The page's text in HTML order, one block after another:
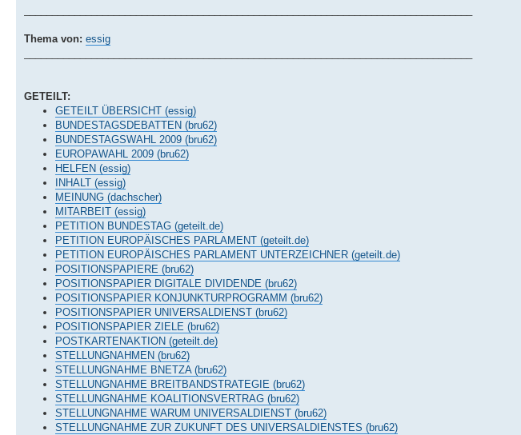
Thema von: essig
GETEILT:
GETEILT ÜBERSICHT (essig)
BUNDESTAGSDEBATTEN (bru62)
BUNDESTAGSWAHL 2009 (bru62)
EUROPAWAHL 2009 (bru62)
HELFEN (essig)
INHALT (essig)
MEINUNG (dachscher)
MITARBEIT (essig)
PETITION BUNDESTAG (geteilt.de)
PETITION EUROPÄISCHES PARLAMENT (geteilt.de)
PETITION EUROPÄISCHES PARLAMENT UNTERZEICHNER (geteilt.de)
POSITIONSPAPIERE (bru62)
POSITIONSPAPIER DIGITALE DIVIDENDE (bru62)
POSITIONSPAPIER KONJUNKTURPROGRAMM (bru62)
POSITIONSPAPIER UNIVERSALDIENST (bru62)
POSITIONSPAPIER ZIELE (bru62)
POSTKARTENAKTION (geteilt.de)
STELLUNGNAHMEN (bru62)
STELLUNGNAHME BNETZA (bru62)
STELLUNGNAHME BREITBANDSTRATEGIE (bru62)
STELLUNGNAHME KOALITIONSVERTRAG (bru62)
STELLUNGNAHME WARUM UNIVERSALDIENST (bru62)
STELLUNGNAHME ZUR ZUKUNFT DES UNIVERSALDIENSTES (bru62)